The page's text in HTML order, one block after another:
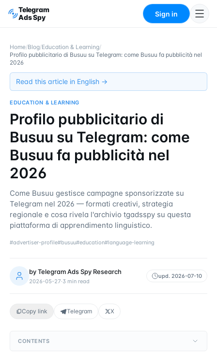
Telegram
Ads Spy
Sign in
Home/Blog/Education & Learning/
Profilo pubblicitario di Busuu su Telegram: come Busuu fa pubblicità nel
2026
Read this article in English →
EDUCATION & LEARNING
Profilo pubblicitario di
Busuu su Telegram: come
Busuu fa pubblicità nel
2026
Come Busuu gestisce campagne sponsorizzate su
Telegram nel 2026 — formati creativi, strategia
regionale e cosa rivela l'archivio tgadsspy su questa
piattaforma di apprendimento linguistico.
#advertiser-profile#busuu#education#language-learning
byTelegram Ads Spy Research
2026-05-27·3 min read
upd. 2026-07-10
Copy link Telegram X
CONTENTS